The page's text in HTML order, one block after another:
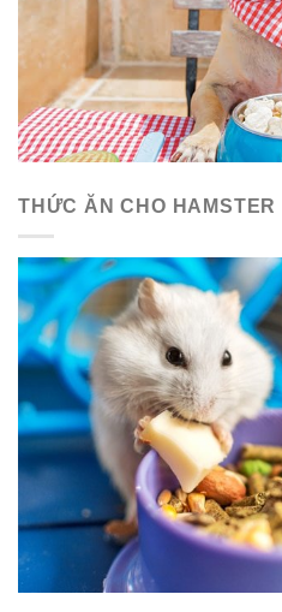
THỨC ĂN CHO HAMSTER